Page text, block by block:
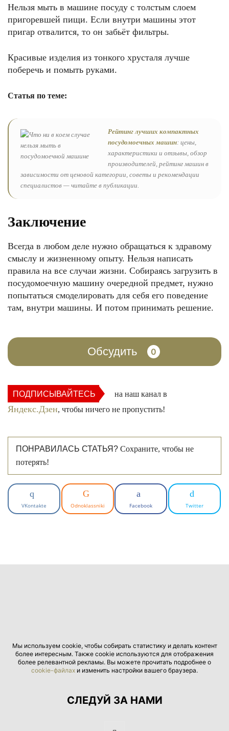
Нельзя мыть в машине посуду с толстым слоем
пригоревшей пищи. Если внутри машины этот
пригар отвалится, то он забьёт фильтры.
Красивые изделия из тонкого хрусталя лучше
поберечь и помыть руками.
Статья по теме:
Рейтинг лучших компактных
посудомоечных машин: цены,
характеристики и отзывы, обзор
производителей, рейтинг машин в
зависимости от ценовой категории, советы и рекомендации
специалистов — читайте в публикации.
Заключение
Всегда в любом деле нужно обращаться к здравому
смыслу и жизненному опыту. Нельзя написать
правила на все случаи жизни. Собираясь загрузить в
посудомоечную машину очередной предмет, нужно
попытаться смоделировать для себя его поведение
там, внутри машины. И потом принимать решение.
Обсудить 0
ПОДПИСЫВАЙТЕСЬ на наш канал в
Яндекс.Дзен, чтобы ничего не пропустить!
ПОНРАВИЛАСЬ СТАТЬЯ? Сохраните, чтобы не
потерять!
VKontakte Odnoklassniki Facebook Twitter
Мы используем cookie, чтобы собирать статистику и делать контент
более интересным. Также cookie используются для отображения
более релевантной рекламы. Вы можете прочитать подробнее о
cookie-файлах и изменить настройки вашего браузера.
СЛЕДУЙ ЗА НАМИ